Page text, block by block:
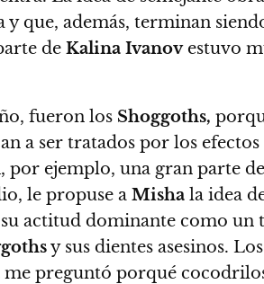
que, además, terminan
de Kalina Ivanovestuvo
fueron los Shoggoths,
a ser tratados por los efectos
por ejemplo, una gran parte
le propuse a Misha la idea
actitud dominante como un
y sus dientes asesinos.
me preguntó porqué